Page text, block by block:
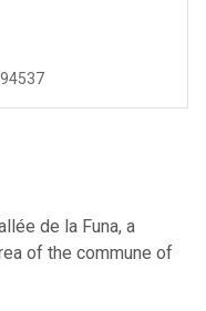
de la Funa, a
of the commune of